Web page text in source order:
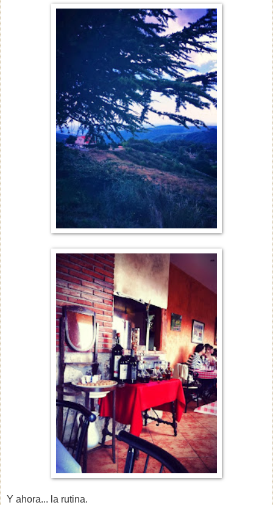
Y ahora... la rutina.